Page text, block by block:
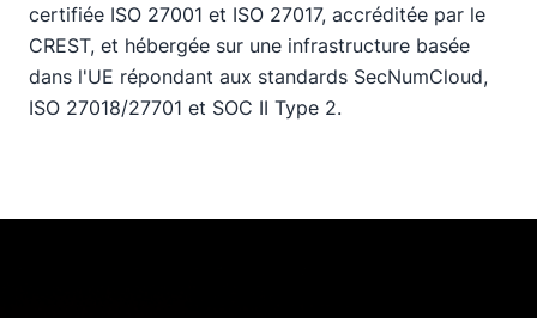
certifiée ISO 27001 et ISO 27017, accréditée par le
CREST, et hébergée sur une infrastructure basée
dans l'UE répondant aux standards SecNumCloud,
ISO 27018/27701 et SOC II Type 2.